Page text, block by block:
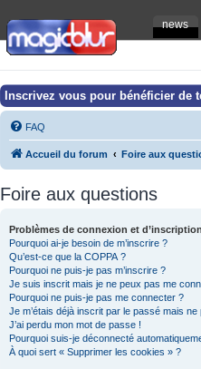
news
Inscrivez vous pour bénéficier
FAQ
Accueil du forum Foire aux
Foire aux questions
Problèmes de connexion et d’inscription
Pourquoi ai-je besoin de m’inscrire ?
Qu’est-ce que la COPPA ?
Pourquoi ne puis-je pas m’inscrire ?
Je suis inscrit mais je ne peux pas me
Pourquoi ne puis-je pas me connecter ?
Je m’étais déjà inscrit par le passé mais
J’ai perdu mon mot de passe !
Pourquoi suis-je déconnecté
À quoi sert « Supprimer les cookies » ?